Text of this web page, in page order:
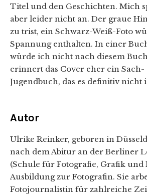
Titel und den Geschichten. Mich
aber leider nicht an. Der graue
zu trist, ein Schwarz-Weiß-Foto
Spannung enthalten. In einer
würde ich nicht nach diesem
erinnert das Cover eher ein Sach-
Jugendbuch, das es definitiv nicht
Autor
Ulrike Reinker, geboren in
nach dem Abitur an der Berliner
(Schule für Fotografie, Grafik und
Ausbildung zur Fotografin. Sie
Fotojournalistin für zahlreiche